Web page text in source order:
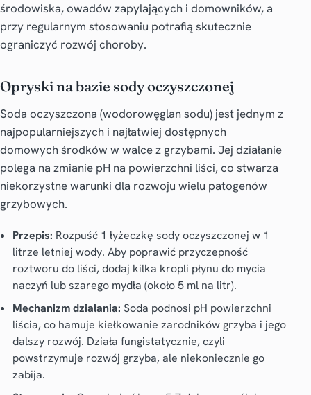
środowiska, owadów zapylających i domowników, a
przy regularnym stosowaniu potrafią skutecznie
ograniczyć rozwój choroby.
Opryski na bazie sody oczyszczonej
Soda oczyszczona (wodorowęglan sodu) jest jednym z
najpopularniejszych i najłatwiej dostępnych
domowych środków w walce z grzybami. Jej działanie
polega na zmianie pH na powierzchni liści, co stwarza
niekorzystne warunki dla rozwoju wielu patogenów
grzybowych.
Przepis: Rozpuść 1 łyżeczkę sody oczyszczonej w 1
litrze letniej wody. Aby poprawić przyczepność
roztworu do liści, dodaj kilka kropli płynu do mycia
naczyń lub szarego mydła (około 5 ml na litr).
Mechanizm działania: Soda podnosi pH powierzchni
liścia, co hamuje kiełkowanie zarodników grzyba i jego
dalszy rozwój. Działa fungistatycznie, czyli
powstrzymuje rozwój grzyba, ale niekoniecznie go
zabija.